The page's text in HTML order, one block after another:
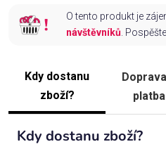
O tento produkt je
návštěvníků.
Kdy dostanu
zboží?
platba
Kdy dostanu zboží?